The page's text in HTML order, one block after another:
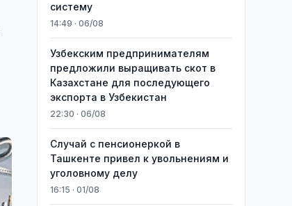
систему
14:49 · 06/08
Узбекским предпринимателям
предложили выращивать скот в
Казахстане для последующего
экспорта в Узбекистан
22:30 · 06/08
Случай с пенсионеркой в
Ташкенте привел к увольнениям и
уголовному делу
16:15 · 01/08